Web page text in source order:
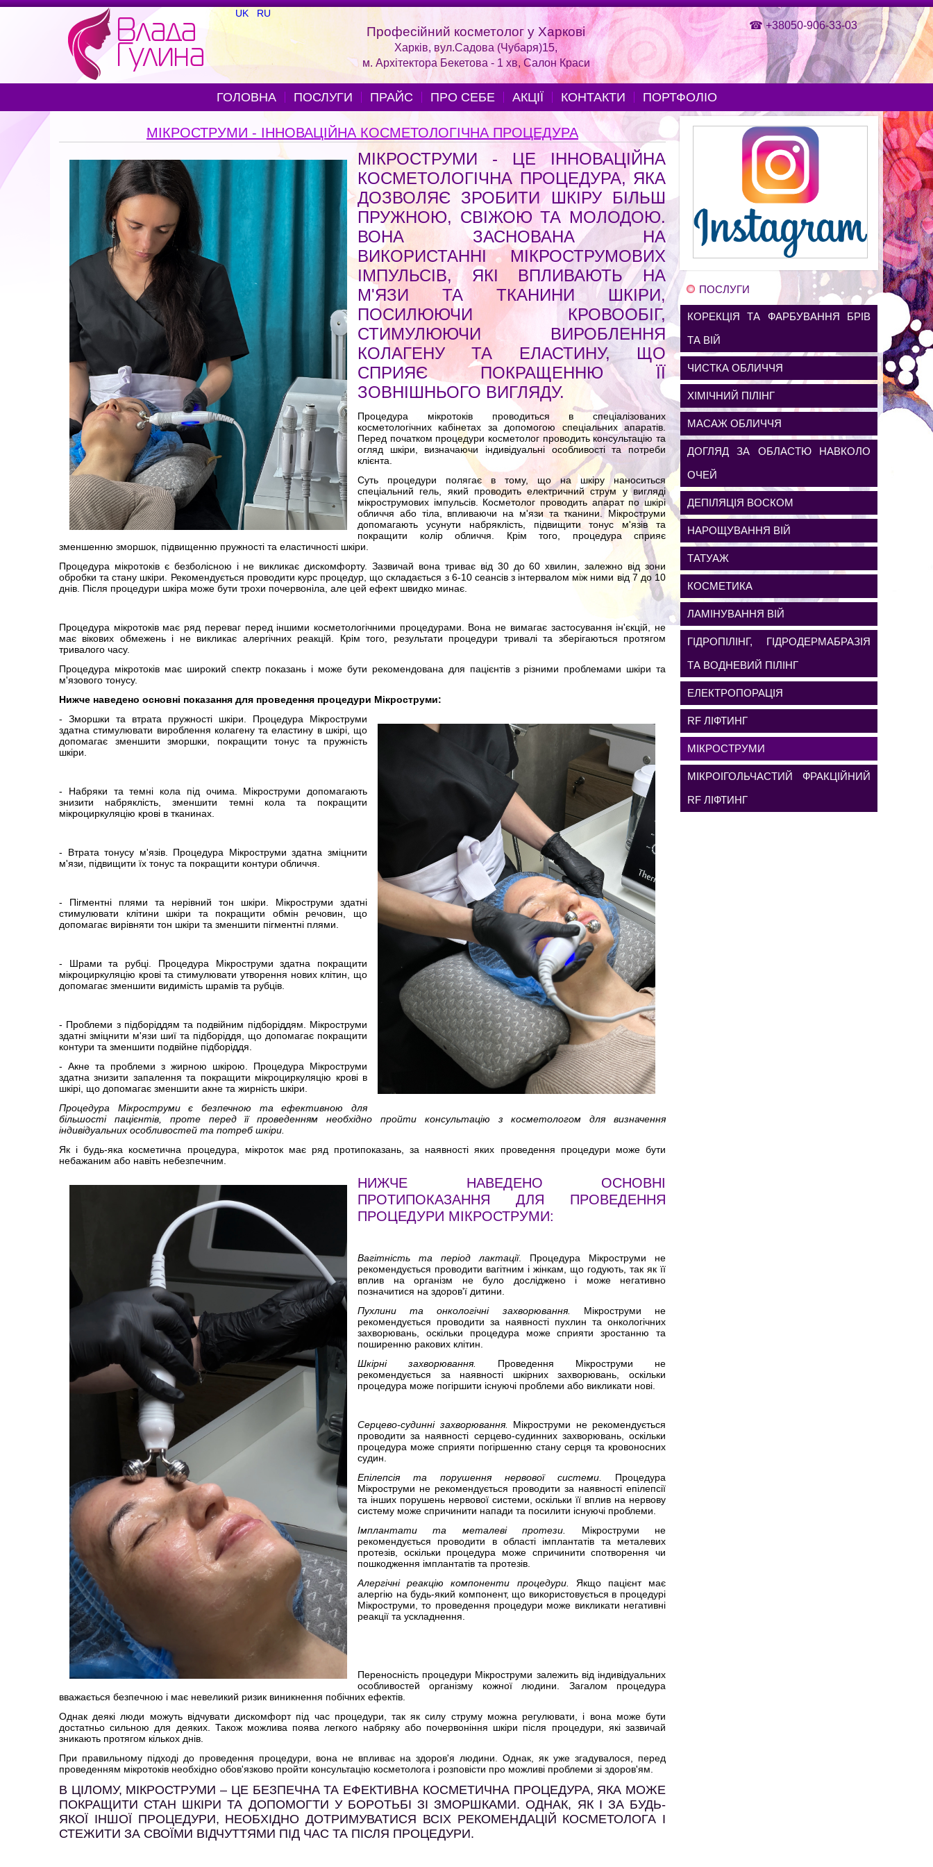
UK RU
Професійний косметолог у Харкові
Харків, вул.Садова (Чубаря)15,
м. Архітектора Бекетова - 1 хв, Салон Краси
☎+38050-906-33-03
ГОЛОВНА ПОСЛУГИ ПРАЙС ПРО СЕБЕ АКЦІЇ КОНТАКТИ ПОРТФОЛІО
МІКРОСТРУМИ - ІННОВАЦІЙНА КОСМЕТОЛОГІЧНА ПРОЦЕДУРА
МІКРОСТРУМИ - ЦЕ ІННОВАЦІЙНА
КОСМЕТОЛОГІЧНА ПРОЦЕДУРА, ЯКА
ДОЗВОЛЯЄ ЗРОБИТИ ШКІРУ БІЛЬШ
ПРУЖНОЮ, СВІЖОЮ ТА МОЛОДОЮ.
ВОНА ЗАСНОВАНА НА
ВИКОРИСТАННІ МІКРОСТРУМОВИХ
ІМПУЛЬСІВ, ЯКІ ВПЛИВАЮТЬ НА
М'ЯЗИ ТА ТКАНИНИ ШКІРИ,
ПОСИЛЮЮЧИ КРОВООБІГ,
СТИМУЛЮЮЧИ ВИРОБЛЕННЯ
КОЛАГЕНУ ТА ЕЛАСТИНУ, ЩО
СПРИЯЄ ПОКРАЩЕННЮ ЇЇ
ЗОВНІШНЬОГО ВИГЛЯДУ.
Процедура мікротоків проводиться в спеціалізованих
косметологічних кабінетах за допомогою спеціальних апаратів.
Перед початком процедури косметолог проводить консультацію та
огляд шкіри, визначаючи індивідуальні особливості та потреби
клієнта.
Суть процедури полягає в тому, що на шкіру наноситься
спеціальний гель, який проводить електричний струм у вигляді
мікрострумових імпульсів. Косметолог проводить апарат по шкірі
обличчя або тіла, впливаючи на м'язи та тканини. Мікроструми
допомагають усунути набряклість, підвищити тонус м'язів та
покращити колір обличчя. Крім того, процедура сприяє
зменшенню зморшок, підвищенню пружності та еластичності шкіри.
Процедура мікротоків є безболісною і не викликає дискомфорту. Зазвичай вона триває від 30 до 60 хвилин, залежно від зони
обробки та стану шкіри. Рекомендується проводити курс процедур, що складається з 6-10 сеансів з інтервалом між ними від 7 до 10
днів. Після процедури шкіра може бути трохи почервоніла, але цей ефект швидко минає.
Процедура мікротоків має ряд переваг перед іншими косметологічними процедурами. Вона не вимагає застосування ін'єкцій, не
має вікових обмежень і не викликає алергічних реакцій. Крім того, результати процедури тривалі та зберігаються протягом
тривалого часу.
Процедура мікротоків має широкий спектр показань і може бути рекомендована для пацієнтів з різними проблемами шкіри та
м'язового тонусу.
Нижче наведено основні показання для проведення процедури Мікроструми:
- Зморшки та втрата пружності шкіри. Процедура Мікроструми
здатна стимулювати вироблення колагену та еластину в шкірі, що
допомагає зменшити зморшки, покращити тонус та пружність
шкіри.
- Набряки та темні кола під очима. Мікроструми допомагають
знизити набряклість, зменшити темні кола та покращити
мікроциркуляцію крові в тканинах.
- Втрата тонусу м'язів. Процедура Мікроструми здатна зміцнити
м'язи, підвищити їх тонус та покращити контури обличчя.
- Пігментні плями та нерівний тон шкіри. Мікроструми здатні
стимулювати клітини шкіри та покращити обмін речовин, що
допомагає вирівняти тон шкіри та зменшити пігментні плями.
- Шрами та рубці. Процедура Мікроструми здатна покращити
мікроциркуляцію крові та стимулювати утворення нових клітин, що
допомагає зменшити видимість шрамів та рубців.
- Проблеми з підборіддям та подвійним підборіддям. Мікроструми
здатні зміцнити м'язи шиї та підборіддя, що допомагає покращити
контури та зменшити подвійне підборіддя.
- Акне та проблеми з жирною шкірою. Процедура Мікроструми
здатна знизити запалення та покращити мікроциркуляцію крові в
шкірі, що допомагає зменшити акне та жирність шкіри.
Процедура Мікроструми є безпечною та ефективною для
більшості пацієнтів, проте перед її проведенням необхідно пройти консультацію з косметологом для визначення
індивідуальних особливостей та потреб шкіри.
Як і будь-яка косметична процедура, мікроток має ряд протипоказань, за наявності яких проведення процедури може бути
небажаним або навіть небезпечним.
НИЖЧЕ НАВЕДЕНО ОСНОВНІ
ПРОТИПОКАЗАННЯ ДЛЯ ПРОВЕДЕННЯ
ПРОЦЕДУРИ МІКРОСТРУМИ:
Вагітність та період лактації. Процедура Мікроструми не
рекомендується проводити вагітним і жінкам, що годують, так як її
вплив на організм не було досліджено і може негативно
позначитися на здоров'ї дитини.
Пухлини та онкологічні захворювання.
Мікроструми не
рекомендується проводити за наявності пухлин та онкологічних
захворювань, оскільки процедура може сприяти зростанню та
поширенню ракових клітин.
Шкірні захворювання.
Проведення Мікроструми не
рекомендується за наявності шкірних захворювань, оскільки
процедура може погіршити існуючі проблеми або викликати нові.
Серцево-судинні захворювання.
Мікроструми не рекомендується
проводити за наявності серцево-судинних захворювань, оскільки
процедура може сприяти погіршенню стану серця та кровоносних
судин.
Епілепсія та порушення нервової системи.
Процедура
Мікроструми не рекомендується проводити за наявності епілепсії
та інших порушень нервової системи, оскільки її вплив на нервову
систему може спричинити напади та посилити існуючі проблеми.
Імплантати та металеві протези.
Мікроструми не
рекомендується проводити в області імплантатів та металевих
протезів, оскільки процедура може спричинити спотворення чи
пошкодження імплантатів та протезів.
Алергічні реакцію компоненти процедури.
Якщо пацієнт має
алергію на будь-який компонент, що використовується в процедурі
Мікроструми, то проведення процедури може викликати негативні
реакції та ускладнення.
Переносність процедури Мікроструми залежить від індивідуальних
особливостей організму кожної людини. Загалом процедура
вважається безпечною і має невеликий ризик виникнення побічних ефектів.
Однак деякі люди можуть відчувати дискомфорт під час процедури, так як силу струму можна регулювати, і вона може бути
достатньо сильною для деяких. Також можлива поява легкого набряку або почервоніння шкіри після процедури, які зазвичай
зникають протягом кількох днів.
При правильному підході до проведення процедури, вона не впливає на здоров'я людини. Однак, як уже згадувалося, перед
проведенням мікротоків необхідно обов'язково пройти консультацію косметолога і розповісти про можливі проблеми зі здоров'ям.
В ЦІЛОМУ, МІКРОСТРУМИ – ЦЕ БЕЗПЕЧНА ТА ЕФЕКТИВНА КОСМЕТИЧНА ПРОЦЕДУРА, ЯКА МОЖЕ
ПОКРАЩИТИ СТАН ШКІРИ ТА ДОПОМОГТИ У БОРОТЬБІ ЗІ ЗМОРШКАМИ. ОДНАК, ЯК І ЗА БУДЬ-
ЯКОЇ ІНШОЇ ПРОЦЕДУРИ, НЕОБХІДНО ДОТРИМУВАТИСЯ ВСІХ РЕКОМЕНДАЦІЙ КОСМЕТОЛОГА І
СТЕЖИТИ ЗА СВОЇМИ ВІДЧУТТЯМИ ПІД ЧАС ТА ПІСЛЯ ПРОЦЕДУРИ.
ПОСЛУГИ
КОРЕКЦІЯ ТА ФАРБУВАННЯ БРІВ
ТА ВІЙ
ЧИСТКА ОБЛИЧЧЯ
ХІМІЧНИЙ ПІЛІНГ
МАСАЖ ОБЛИЧЧЯ
ДОГЛЯД ЗА ОБЛАСТЮ НАВКОЛО
ОЧЕЙ
ДЕПІЛЯЦІЯ ВОСКОМ
НАРОЩУВАННЯ ВІЙ
ТАТУАЖ
КОСМЕТИКА
ЛАМІНУВАННЯ ВІЙ
ГІДРОПІЛІНГ, ГІДРОДЕРМАБРАЗІЯ
ТА ВОДНЕВИЙ ПІЛІНГ
ЕЛЕКТРОПОРАЦІЯ
RF ЛІФТИНГ
МІКРОСТРУМИ
МІКРОІГОЛЬЧАСТИЙ ФРАКЦІЙНИЙ
RF ЛІФТИНГ